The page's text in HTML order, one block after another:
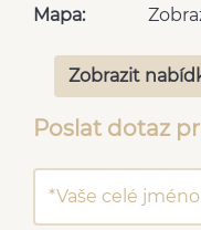
Mapa:
Zobrazit
Poslat dotaz